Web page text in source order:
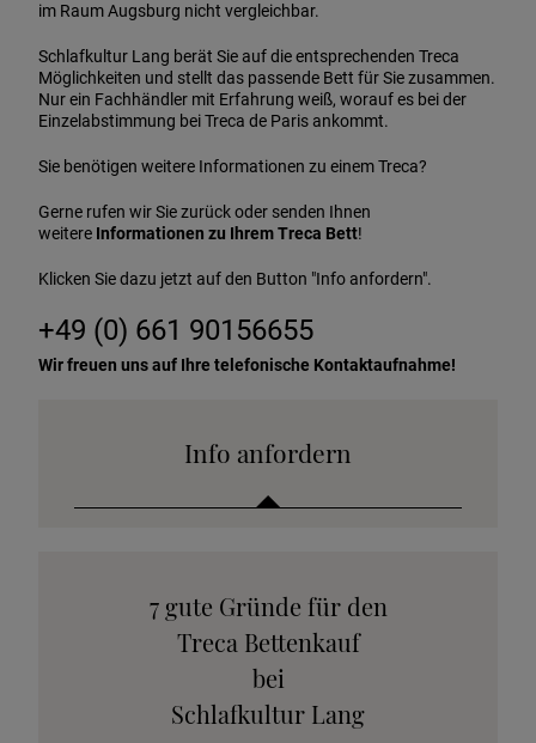
im Raum Augsburg nicht vergleichbar.
Schlafkultur Lang berät Sie auf die entsprechenden Treca
Möglichkeiten und stellt das passende Bett für Sie zusammen.
Nur ein Fachhändler mit Erfahrung weiß, worauf es bei der
Einzelabstimmung bei Treca de Paris ankommt.
Sie benötigen weitere Informationen zu einem Treca?
Gerne rufen wir Sie zurück oder senden Ihnen
weitere Informationen zu Ihrem Treca Bett!
Klicken Sie dazu jetzt auf den Button "Info anfordern".
+49 (0) 661 90156655
Wir freuen uns auf Ihre telefonische Kontaktaufnahme!
Info anfordern
Stoffkollektion anfordern
Telefonische Beratung anfordern
Angebot anfordern
7 gute Gründe für den
Treca Bettenkauf
bei
Schlafkultur Lang